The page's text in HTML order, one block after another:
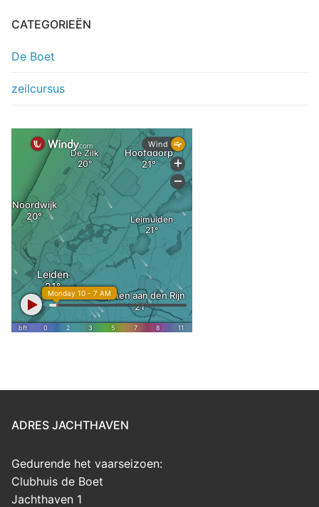
CATEGORIEËN
De Boet
zeilcursus
ADRES JACHTHAVEN
Gedurende het vaarseizoen:
Clubhuis de Boet
Jachthaven 1